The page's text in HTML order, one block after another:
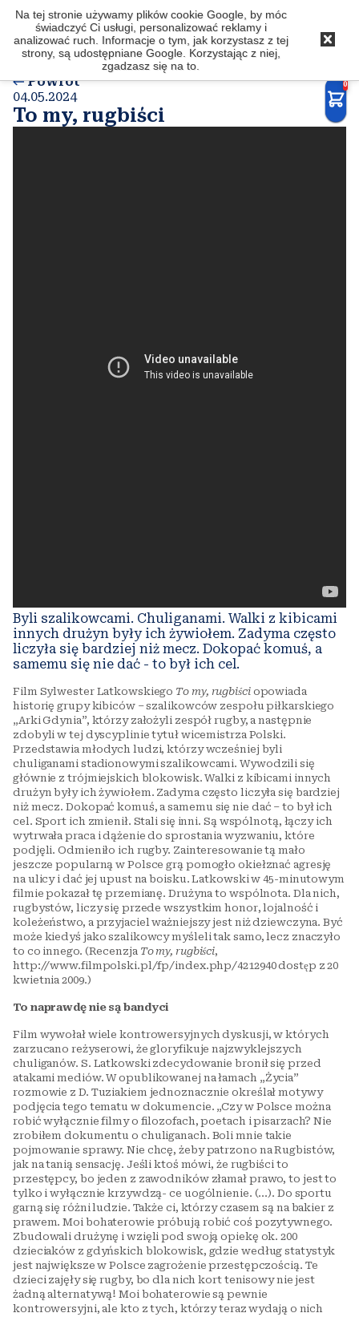
Latkowski.com
0
Powrót
04.05.2024
To my, rugbiści
Byli szalikowcami. Chuliganami. Walki z kibicami
innych drużyn były ich żywiołem. Zadyma często
liczyła się bardziej niż mecz. Dokopać komuś, a
samemu się nie dać - to był ich cel.
Film Sylwester Latkowskiego To my, rugbiści opowiada
historię grupy kibiców – szalikowców zespołu piłkarskiego
„Arki Gdynia”, którzy założyli zespół rugby, a następnie
zdobyli w tej dyscyplinie tytuł wicemistrza Polski.
Przedstawia młodych ludzi, którzy wcześniej byli
chuliganami stadionowymi szalikowcami. Wywodzili się
głównie z trójmiejskich blokowisk. Walki z kibicami innych
drużyn były ich żywiołem. Zadyma często liczyła się bardziej
niż mecz. Dokopać komuś, a samemu się nie dać – to był ich
cel. Sport ich zmienił. Stali się inni. Są wspólnotą, łączy ich
wytrwała praca i dążenie do sprostania wyzwaniu, które
podjęli. Odmieniło ich rugby. Zainteresowanie tą mało
jeszcze popularną w Polsce grą pomogło okiełznać agresję
na ulicy i dać jej upust na boisku. Latkowski w 45-minutowym
filmie pokazał tę przemianę. Drużyna to wspólnota. Dla nich,
rugbystów, liczy się przede wszystkim honor, lojalność i
koleżeństwo, a przyjaciel ważniejszy jest niż dziewczyna. Być
może kiedyś jako szalikowcy myśleli tak samo, lecz znaczyło
to co innego. (Recenzja To my, rugbiści,
http://www.filmpolski.pl/fp/index.php/4212940 dostęp z 20
kwietnia 2009.)
To naprawdę nie są bandyci
Film wywołał wiele kontrowersyjnych dyskusji, w których
zarzucano reżyserowi, że gloryfikuje najzwyklejszych
chuliganów. S. Latkowski zdecydowanie bronił się przed
atakami mediów. W opublikowanej na łamach „Życia”
rozmowie z D. Tuziakiem jednoznacznie określał motywy
podjęcia tego tematu w dokumencie. „Czy w Polsce można
robić wyłącznie filmy o filozofach, poetach i pisarzach? Nie
zrobiłem dokumentu o chuliganach. Boli mnie takie
pojmowanie sprawy. Nie chcę, żeby patrzono na Rugbistów,
jak na tanią sensację. Jeśli ktoś mówi, że rugbiści to
przestępcy, bo jeden z zawodników złamał prawo, to jest to
tylko i wyłącznie krzywdzą- ce uogólnienie. (...). Do sportu
garną się różni ludzie. Także ci, którzy czasem są na bakier z
prawem. Moi bohaterowie próbują robić coś pozytywnego.
Zbudowali drużynę i wzięli pod swoją opiekę ok. 200
dzieciaków z gdyńskich blokowisk, gdzie według statystyk
jest największe w Polsce zagrożenie przestępczością. Te
dzieci zajęły się rugby, bo dla nich kort tenisowy nie jest
żadną alternatywą! Moi bohaterowie są pewnie
kontrowersyjni, ale kto z tych, którzy teraz wydają o nich
Na tej stronie używamy plików cookie Google, by móc
świadczyć Ci usługi, personalizować reklamy i
analizować ruch. Informacje o tym, jak korzystasz z tej
strony, są udostępniane Google. Korzystając z niej,
zgadzasz się na to.